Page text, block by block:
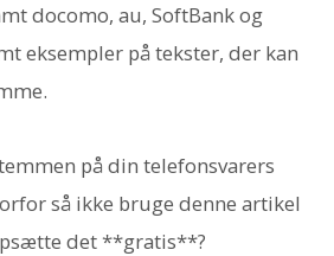
docomo, au, SoftBank og
eksempler på tekster, der kan
på din telefonsvarers
så ikke bruge denne artikel
det **gratis**?